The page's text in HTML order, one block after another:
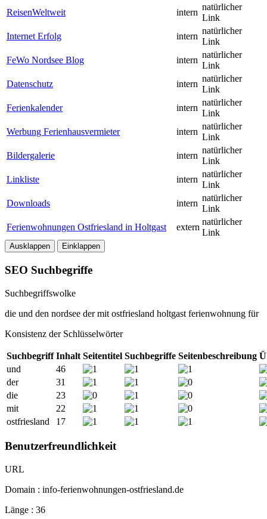
ReisenWeltweit
intern
natürlicher
Link
Internet Erfolg
intern
natürlicher
Link
FeWo Nordsee Blog
intern
natürlicher
Link
Datenschutz
intern
natürlicher
Link
Ferienkalender
intern
natürlicher
Link
Werbung Ferienhausvermieter
intern
natürlicher
Link
Bildergalerie
intern
natürlicher
Link
Linkliste
intern
natürlicher
Link
Downloads
intern
natürlicher
Link
Ferienwohnungen Ostfriesland in Holtgast
extern
natürlicher
Link
Ausklappen Einklappen
SEO Suchbegriffe
Suchbegriffswolke
die und den nordsee der mit ostfriesland holtgast ferienwohnung für
Konsistenz der Schlüsselwörter
Suchbegriff Inhalt Seitentitel Suchbegriffe Seitenbeschreibung
und
46
der
31
die
23
mit
22
ostfriesland
17
Benutzerfreundlichkeit
URL
Domain : info-ferienwohnungen-ostfriesland.de
Länge : 36